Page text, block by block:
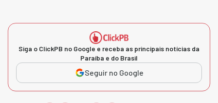
Siga o ClickPB no Google e receba as principais notícias da
Paraíba e do Brasil
Seguir no Google